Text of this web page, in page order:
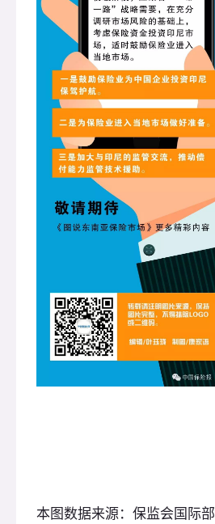
本图数据来源：保监会国际部